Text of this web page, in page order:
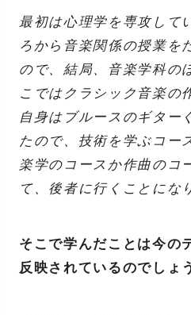
最初は心理学を専攻して
ろから音楽関係の授業を
ので、結局、音楽学科の
こではクラシック音楽の
自身はブルースのギター
たので、技術を学ぶコー
楽学のコースか作曲のコ
て、後者に行くことにな
そこで学んだことは今の
反映されているのでしょ